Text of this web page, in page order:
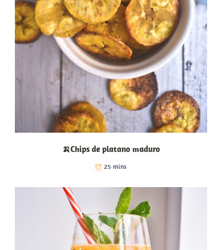
🍌Chips de platano maduro
25 mins